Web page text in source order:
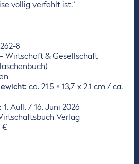
völlig verfehlt ist.“
8
Wirtschaft & Gesellschaft
ca. 21,5 × 13,7 x 2,1 cm / ca.
1. Aufl. / 16. Juni 2026
Verlag
€